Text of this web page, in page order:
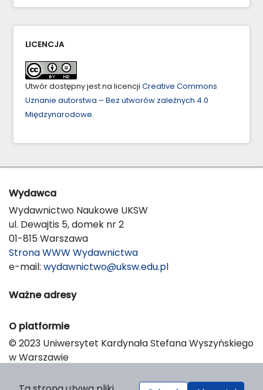
LICENCJA
Utwór dostępny jest na licencji Creative Commons
Uznanie autorstwa – Bez utworów zależnych 4.0
Międzynarodowe.
Wydawca
Wydawnictwo Naukowe UKSW
ul. Dewajtis 5, domek nr 2
01-815 Warszawa
Strona WWW Wydawnictwa
e-mail: wydawnictwo@uksw.edu.pl
Ważne adresy
O platformie
© 2023 Uniwersytet Kardynała Stefana Wyszyńskiego
w Warszawie
Platform & Workflow by OJS/PKP